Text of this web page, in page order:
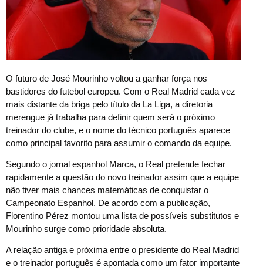
O futuro de José Mourinho voltou a ganhar força nos
bastidores do futebol europeu. Com o Real Madrid cada vez
mais distante da briga pelo título da La Liga, a diretoria
merengue já trabalha para definir quem será o próximo
treinador do clube, e o nome do técnico português aparece
como principal favorito para assumir o comando da equipe.
Segundo o jornal espanhol Marca, o Real pretende fechar
rapidamente a questão do novo treinador assim que a equipe
não tiver mais chances matemáticas de conquistar o
Campeonato Espanhol. De acordo com a publicação,
Florentino Pérez montou uma lista de possíveis substitutos e
Mourinho surge como prioridade absoluta.
A relação antiga e próxima entre o presidente do Real Madrid
e o treinador português é apontada como um fator importante